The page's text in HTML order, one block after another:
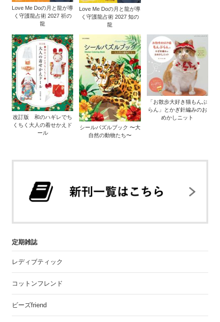
Love Me Doの月と龍が導
く守護龍占術 2027 祈の
龍
Love Me Doの月と龍が導
く守護龍占術 2027 知の
龍
改訂版 和のハギレでち
くちく大人の着せかえド
ール
シールパズルブック 〜大
自然の動物たち〜
「お散歩大好き猫もんぶ
らん」とかぎ針編みのお
めかしニット
定期雑誌
レディブティック
コットンフレンド
ビーズfriend